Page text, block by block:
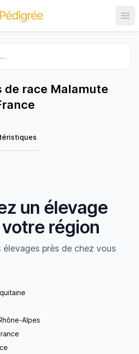
de race Malamute
un élevage
région
élevages près de chez vous
Alpes